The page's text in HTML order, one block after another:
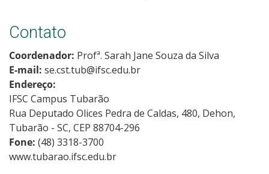
Contato
Coordenador: Profª. Sarah Jane Souza da Silva
E-mail: se.cst.tub@ifsc.edu.br
Endereço:
IFSC Campus Tubarão
Rua Deputado Olices Pedra de Caldas, 480, Dehon,
Tubarão - SC, CEP 88704-296
Fone: (48) 3318-3700
www.tubarao.ifsc.edu.br